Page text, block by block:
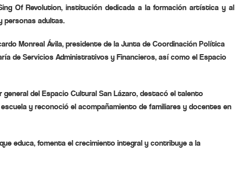
Of Revolution, institución dedicada a la formación artística y al
personas adultas.
Monreal Ávila, presidente de la Junta de Coordinación Política
de Servicios Administrativos y Financieros, así como el Espacio
del Espacio Cultural San Lázaro, destacó el talento
y reconoció el acompañamiento de familiares y docentes en
educa, fomenta el crecimiento integral y contribuye a la